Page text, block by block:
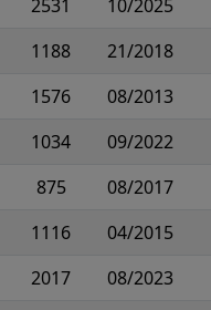
2531 10/2025
1188 21/2018
1576 08/2013
1034 09/2022
875 08/2017
1116 04/2015
2017 08/2023